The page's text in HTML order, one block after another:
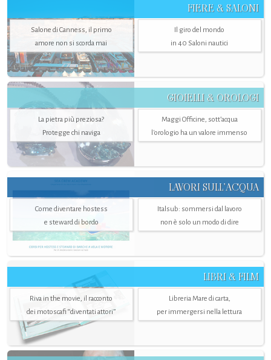
FIERE & SALONI
Salone di Canness, il primo
amore non si scorda mai
Il giro del mondo
in 40 Saloni nautici
GIOIELLI & OROLOGI
La pietra più preziosa?
Protegge chi naviga
Maggi Officine, sott’acqua
l'orologio ha un valore immenso
LAVORI SULL’ACQUA
Come diventare hostess
e steward di bordo
Italsub: sommersi dal lavoro
non è solo un modo di dire
LIBRI & FILM
Riva in the movie, il racconto
dei motoscafi “diventati attori”
Libreria Mare di carta,
per immergersi nella lettura